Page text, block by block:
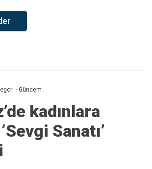
› Gündem
kadınlara
Sanatı’